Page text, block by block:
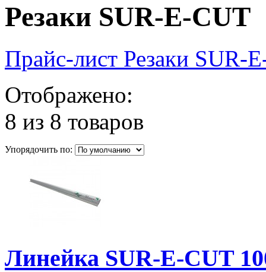
Резаки SUR-E-CUT
Прайс-лист Резаки SUR-
Отображено:
8 из 8 товаров
Упорядочить по:
Линейка SUR-E-CUT